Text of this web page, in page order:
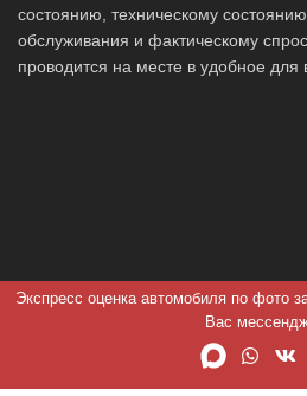
состоянию, техническому
обслуживания и фактическому
проводится на месте в удобное для
Экспресс оценка автомобиля по фото
Вас